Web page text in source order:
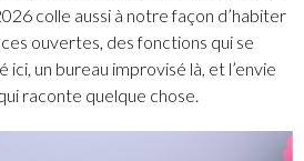
colle aussi à notre façon d’habiter
ouvertes, des fonctions qui se
ici, un bureau improvisé là, et l’envie
raconte quelque chose.